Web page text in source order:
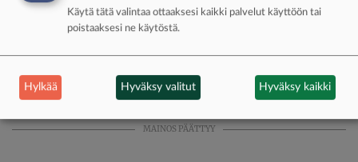
MAINOS PÄÄTTYY
Käytä tätä valintaa ottaaksesi kaikki palvelut käyttöön tai
poistaaksesi ne käytöstä.
Hylkää Hyväksy valitut Hyväksy kaikki